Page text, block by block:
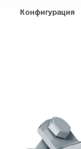
Конфигурация